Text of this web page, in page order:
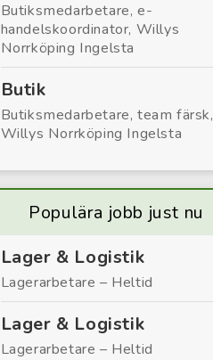
Butiksmedarbetare, e-
handelskoordinator, Willys
Norrköping Ingelsta
Butik
Butiksmedarbetare, team färsk,
Willys Norrköping Ingelsta
Populära jobb just nu
Lager & Logistik
Lagerarbetare – Heltid
Lager & Logistik
Lagerarbetare – Heltid